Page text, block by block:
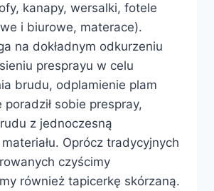
kanapy, wersalki, fotele
i biurowe, materace).
na dokładnym odkurzeniu
presprayu w celu
brudu, odplamienie plam
poradził sobie prespray,
z jednoczesną
Oprócz tradycyjnych
czyścimy
również tapicerkę skórzaną.